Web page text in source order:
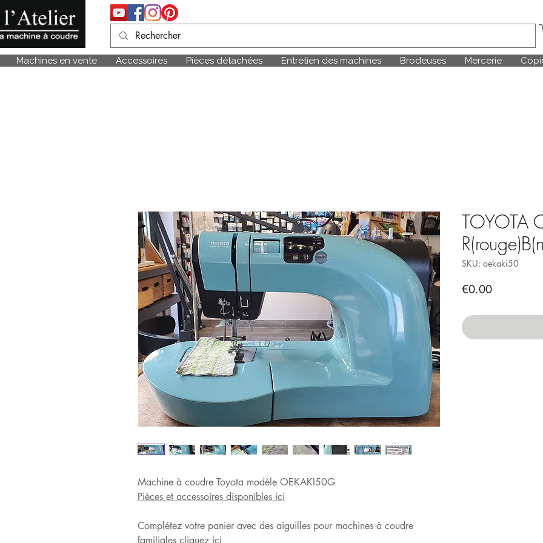
Machines en vente Accessoires Pièces détachées Entretien des machines Brodeuses Mercerie
Machine à coudre Toyota modèle OEKAKI50G
Pièces et accessoires disponibles ici
Complétez votre panier avec des aiguilles pour machines à coudre
familiales cliquez ici
TOYOTA
SKU: oekaki50
€0.00Price